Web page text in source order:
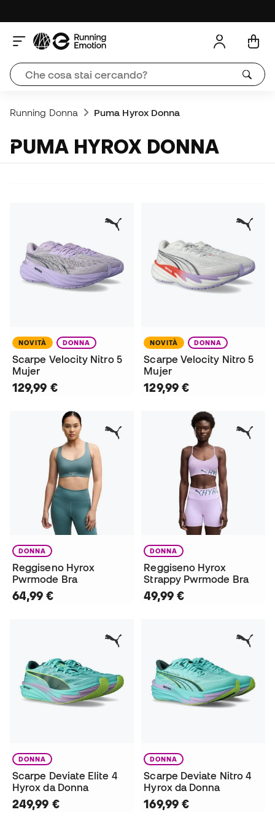
Running Donna Puma Hyrox Donna
PUMA HYROX DONNA
NOVITÀ DONNA
Scarpe Velocity Nitro 5
Mujer
129,99 €
NOVITÀ DONNA
Scarpe Velocity Nitro 5
Mujer
129,99 €
DONNA
Reggiseno Hyrox
Pwrmode Bra
64,99 €
DONNA
Reggiseno Hyrox
Strappy Pwrmode Bra
49,99 €
DONNA
Scarpe Deviate Elite 4
Hyrox da Donna
249,99 €
DONNA
Scarpe Deviate Nitro 4
Hyrox da Donna
169,99 €